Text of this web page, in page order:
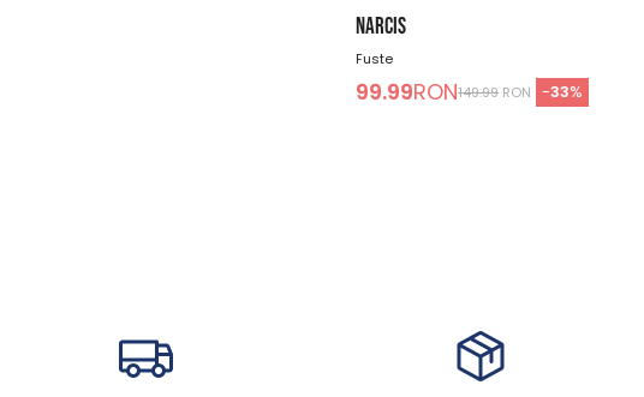
NARCIS
Fuste
99.99RON149.99 RON -33%